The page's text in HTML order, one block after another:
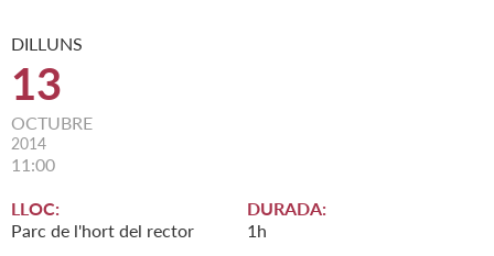
DILLUNS
13
OCTUBRE
2014
11:00
LLOC:
Parc de l'hort del rector
DURADA:
1h